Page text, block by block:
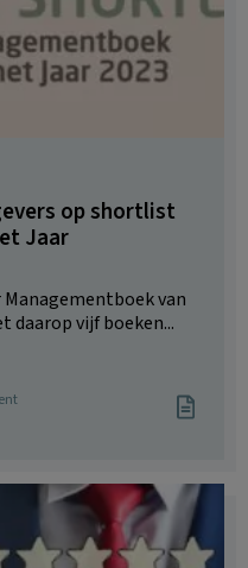
op shortlist
Jaar
Managementboek van
daarop vijf boeken...